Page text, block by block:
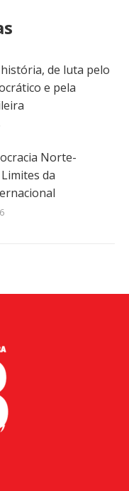
história, de luta pelo
e pela
Norte-
da